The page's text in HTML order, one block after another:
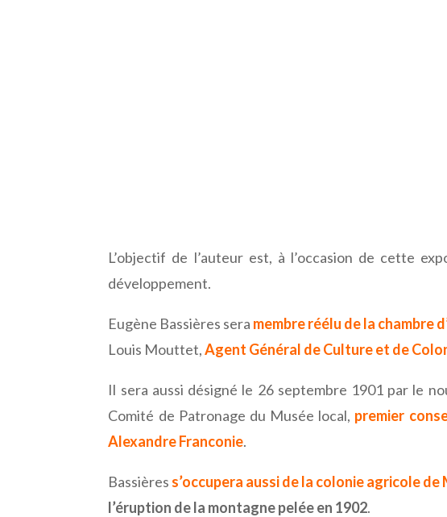
L’objectif de l’auteur est, à l’occasion de cette
développement.
Eugène Bassières sera membre réélu de la chambre
Louis Mouttet,Agent Général de Culture et de
Il sera aussi désigné le 26 septembre 1901 par le
Comité de Patronage du Musée local, premier
Alexandre Franconie.
Bassières s’occupera aussi de la colonie agricole
l’éruption de la montagne pelée en 1902.